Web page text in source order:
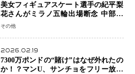
美女フィギュアスケート選手の紀平梨
花さんがミラノ五輪出場断念 中部選
手権欠場を発表「安全最優先の判断」
その他
2026.02.19
7300万ポンドの“賭け”はなぜ外れたの
か！？マンU、サンチョをフリー放出